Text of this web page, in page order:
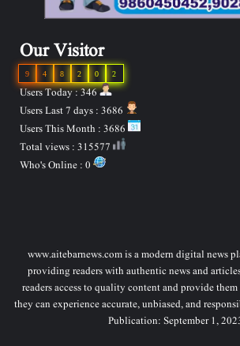
Our Visitor
2
0
2
8
4
9
Users Today : 346
www.aitebarnews.com is a modern digital news
providing readers with authentic news and
readers access to quality content and provide
they can experience accurate, unbiased, and
Publication: September 1,